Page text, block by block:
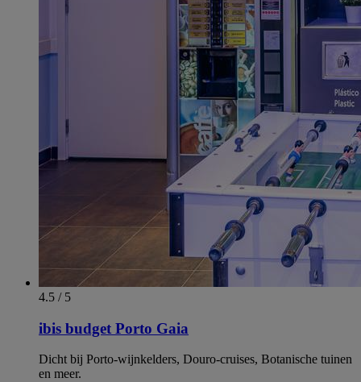
4.5 / 5
ibis budget Porto Gaia
Dicht bij Porto-wijnkelders, Douro-cruises, Botanische tuinen
en meer.